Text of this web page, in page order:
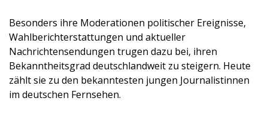
Besonders ihre Moderationen politischer Ereignisse,
Wahlberichterstattungen und aktueller
Nachrichtensendungen trugen dazu bei, ihren
Bekanntheitsgrad deutschlandweit zu steigern. Heute
zählt sie zu den bekanntesten jungen Journalistinnen
im deutschen Fernsehen.